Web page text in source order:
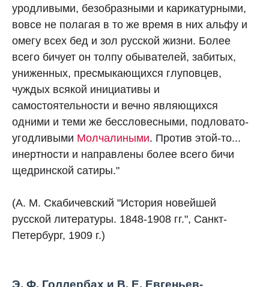
уродливыми, безобразными и карикатурными,
вовсе не полагая в то же время в них альфу и
омегу всех бед и зол русской жизни. Более
всего бичует он толпу обывателей, забитых,
униженных, пресмыкающихся глуповцев,
чуждых всякой инициативы и
самостоятельности и вечно являющихся
одними и теми же бессловесными, подловато-
угодливыми Молчалиными. Против этой-то...
инертности и направлены более всего бичи
щедринской сатиры."
(А. М. Скабичевский "История новейшей
русской литературы. 1848-1908 гг.", Санкт-
Петербург, 1909 г.)
Э. Ф. Голлербах и В. Е. Евгеньев-